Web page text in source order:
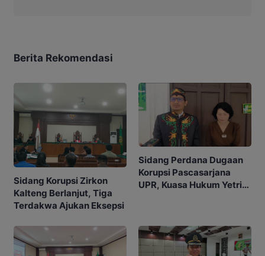
Berita Rekomendasi
Sidang Korupsi Zirkon
Kalteng Berlanjut, Tiga
Terdakwa Ajukan Eksepsi
Sidang Perdana Dugaan
Korupsi Pascasarjana
UPR, Kuasa Hukum Yetrie